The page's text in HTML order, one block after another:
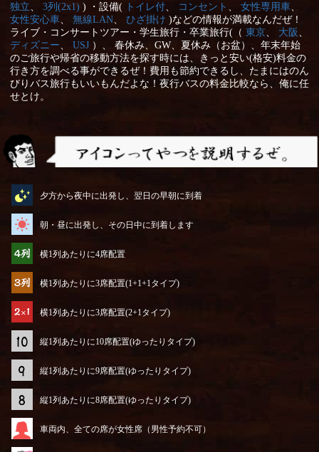
独立
3列(2x1) ) ・設備( トイレ付 コンセント 女性専用車
女性安心車
無線LAN ひざ掛け )などの情報が満載なんだぜ！
ライブ・コンサートツアー・学生旅行・卒業旅行(（ 東京 大阪
ディズニー
USJ ）、 春休み、GW、夏休み（お盆）、年末年始
のご旅行や帰省の移動方法を探す時には、きっと安い(格安)料金の
行き方を調べる事ができるぜ！費用も節約できるし、たまにはのん
びりバス旅行もいいもんだよな！夜行バスの料金比較なら、俺に任
せとけ。
夕方から夜中に出発し、翌日の早朝に到着
朝・昼に出発し、その日中に到着します
横1列あたりに4席配置
横1列あたりに3席配置(1+1+1タイプ)
横1列あたりに3席配置(2+1タイプ)
縦1列あたりに10席配置(ゆったりタイプ)
縦1列あたりに9席配置(ゆったりタイプ)
縦1列あたりに8席配置(ゆったりタイプ)
車両内、全ての席が女性席（男性予約不可）